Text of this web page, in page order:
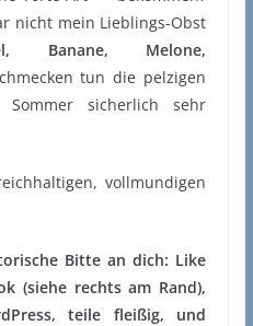
nicht mein Lieblings-Obst
Banane, Melone,
tun die pelzigen
sicherlich sehr
vollmundigen
Bitte an dich: Like
(siehe rechts am Rand),
teile fleißig, und